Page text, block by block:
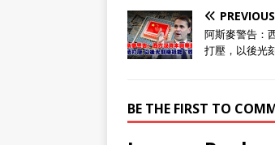
PREVIOUS
阿斯麥警告：
打壓，以後光
BE THE FIRST TO